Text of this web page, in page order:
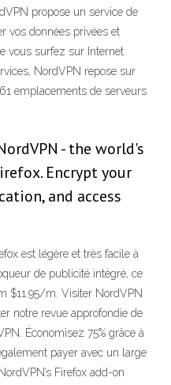
propose un service de
vos données privées et
vous surfez sur Internet.
NordVPN repose sur
emplacements de serveurs
- the world's
Encrypt your
and access
est légère et très facile à
de publicité intégré, ce
$11.95/m. Visiter NordVPN
notre revue approfondie de
Économisez 75% grâce à
payer avec un large
Firefox add-on